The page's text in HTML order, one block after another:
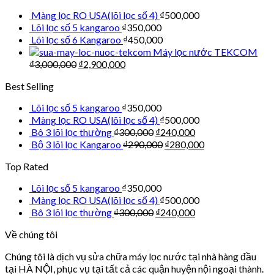
Màng lọc RO USA(lõi lọc số 4) ₫500,000
Lõi lọc số 5 kangaroo ₫350,000
Lõi lọc số 6 Kangaroo ₫450,000
Máy lọc nước TEKCOM
₫3,000,000 ₫2,900,000
Best Selling
Lõi lọc số 5 kangaroo ₫350,000
Màng lọc RO USA(lõi lọc số 4) ₫500,000
Bô 3 lõi lọc thường₫300,000 ₫240,000
Bộ 3 lõi lọc Kangaroo₫290,000 ₫280,000
Top Rated
Lõi lọc số 5 kangaroo ₫350,000
Màng lọc RO USA(lõi lọc số 4) ₫500,000
Bô 3 lõi lọc thường₫300,000 ₫240,000
Về chúng tôi
Chúng tôi là dịch vụ sửa chữa máy lọc nước tại nhà hàng đầu
tại HÀ NỘI, phục vụ tại tất cả các quận huyện nội ngoại thành.